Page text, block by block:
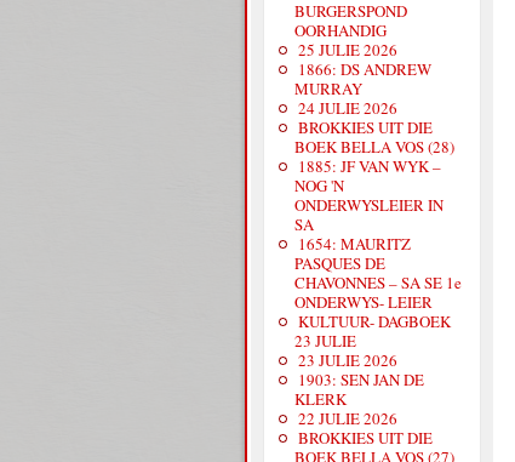
BURGERSPOND
OORHANDIG
25 JULIE 2026
1866: DS ANDREW
MURRAY
24 JULIE 2026
BROKKIES UIT DIE
BOEK BELLA VOS (28)
1885: JF VAN WYK –
NOG 'N
ONDERWYSLEIER IN
SA
1654: MAURITZ
PASQUES DE
CHAVONNES – SA SE 1e
ONDERWYS- LEIER
KULTUUR- DAGBOEK
23 JULIE
23 JULIE 2026
1903: SEN JAN DE
KLERK
22 JULIE 2026
BROKKIES UIT DIE
BOEK BELLA VOS (27)